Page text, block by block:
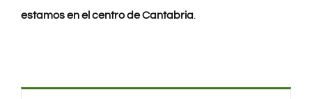
estamos en el centro de Cantabria.